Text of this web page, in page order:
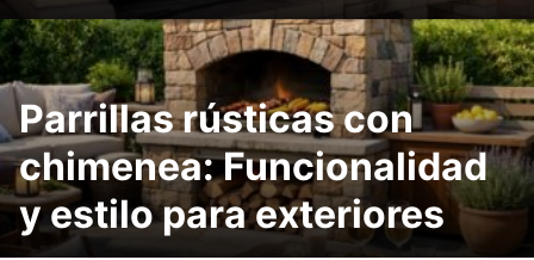
Parrillas rústicas con
chimenea: Funcionalidad
y estilo para exteriores